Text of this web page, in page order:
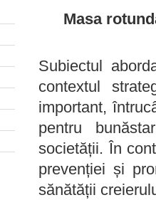
Masa
Subiectul
contextul
important,
pentru
societății. În
prevenției și
sănătății